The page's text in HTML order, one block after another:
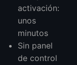
activación:
unos
minutos
Sin panel
de control